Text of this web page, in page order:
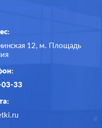
12, м. Площадь
33